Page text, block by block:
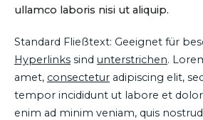
ullamco laboris nisi ut aliquip.
Standard Fließtext: Geeignet für
Hyperlinks sind unterstrichen.
amet, consectetur adipiscing elit,
tempor incididunt ut labore et
enim ad minim veniam, quis